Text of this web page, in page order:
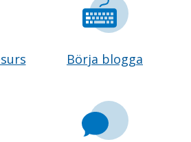
Börja blogga